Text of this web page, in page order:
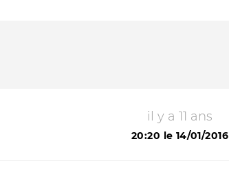
il y a 11 ans
20:20 le 14/01/2016